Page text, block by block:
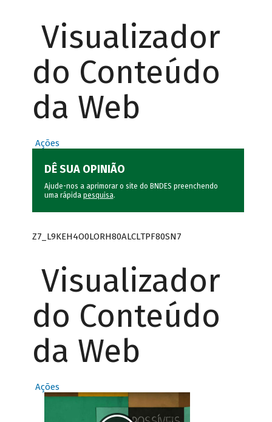
Visualizador
do Conteúdo
da Web
Ações
DÊ SUA OPINIÃO
Ajude-nos a aprimorar o site do BNDES preenchendo
uma rápida pesquisa.
Z7_L9KEH4O0LORH80ALCLTPF80SN7
Visualizador
do Conteúdo
da Web
Ações